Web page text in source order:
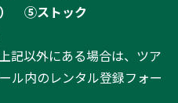
⑤ストック
記以外にある場合は、ツア
ル内のレンタル登録フォー